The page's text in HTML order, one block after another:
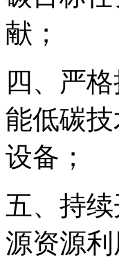
献；
四、严
能低碳
设备；
五、持
源资源